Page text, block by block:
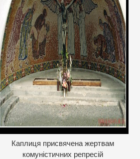
Каплиця присвячена жертвам
комуністичних репресій